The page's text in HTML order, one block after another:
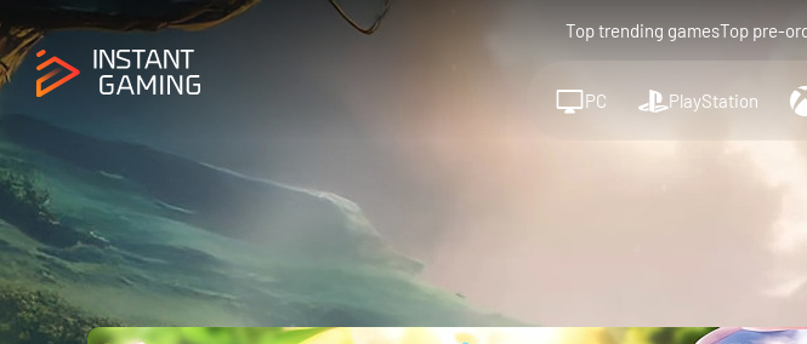
Top trending gamesTop pre-
PC PlayStation